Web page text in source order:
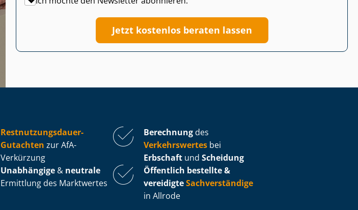
Jetzt kostenlos beraten lassen
Rest­nut­zungs­dau­er-
Gutachten zur AfA-
Verkürzung
Berechnung des
Verkehrswertes bei
Erbschaft und Scheidung
Unabhängige & neutrale
Ermittlung des Marktwertes
Öffentlich bestellte &
vereidigteSachverständige
in Allrode